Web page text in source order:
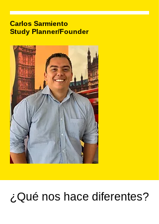
Carlos Sarmiento
Study Planner/Founder
¿Qué nos hace diferentes?